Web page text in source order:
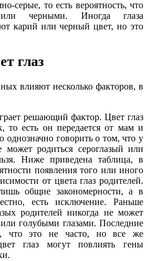
серые, то есть вероятность, что
черными. Иногда глаза
карий или черный цвет, но это
глаз
влияют несколько факторов, в
решающий фактор. Цвет глаз
то есть он передается от мам и
говорить о том, что у
может родиться сероглазый или
Ниже приведена таблица, в
появления того или иного
от цвета глаз родителей.
общие закономерности, а в
есть исключение. Раньше
родителей никогда не может
голубыми глазами. Последние
что это не часто, но все же
глаз могут повлиять гены